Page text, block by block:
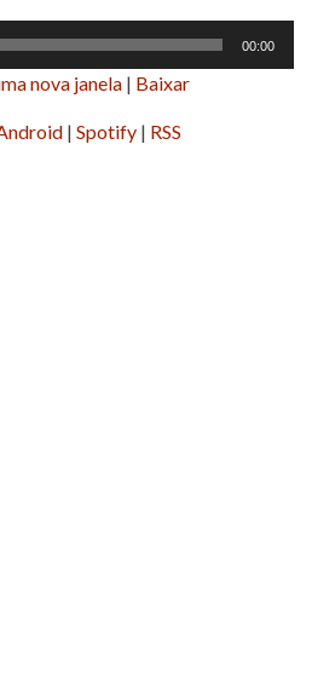
00:00
nova janela | Baixar
| Spotify | RSS